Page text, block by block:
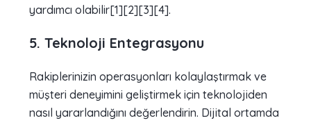
yardımcı olabilir[1][2][3][4].
5. Teknoloji Entegrasyonu
Rakiplerinizin operasyonları kolaylaştırmak ve
müşteri deneyimini geliştirmek için teknolojiden
nasıl yararlandığını değerlendirin. Dijital ortamda